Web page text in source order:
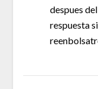
despues
respuesta